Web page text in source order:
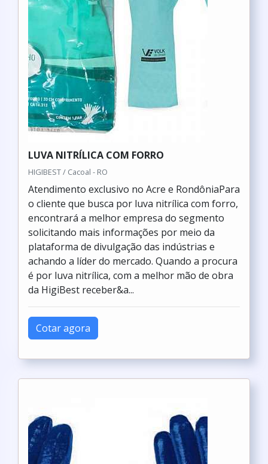
LUVA NITRÍLICA COM FORRO
HIGIBEST / Cacoal - RO
Atendimento exclusivo no Acre e RondôniaPara
o cliente que busca por luva nitrílica com forro,
encontrará a melhor empresa do segmento
solicitando mais informações por meio da
plataforma de divulgação das indústrias e
achando a líder do mercado. Quando a procura
é por luva nitrílica, com a melhor mão de obra
da HigiBest receber&a...
Cotar agora